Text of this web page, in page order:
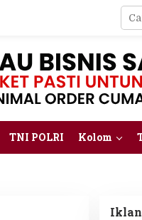
TNI POLRI Kolom